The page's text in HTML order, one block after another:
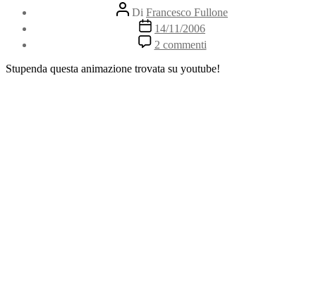
Autore
articolo
Di Francesco Fullone
Data
dell'articolo
14/11/2006
2 commentisu
Kiwi!
Stupenda questa animazione trovata su youtube!